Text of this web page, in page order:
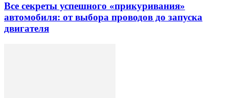
Все секреты успешного «прикуривания»
автомобиля: от выбора проводов до запуска
двигателя